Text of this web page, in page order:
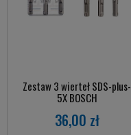
Zestaw 3 wierteł SDS-plus-
5X BOSCH
36,00 zł